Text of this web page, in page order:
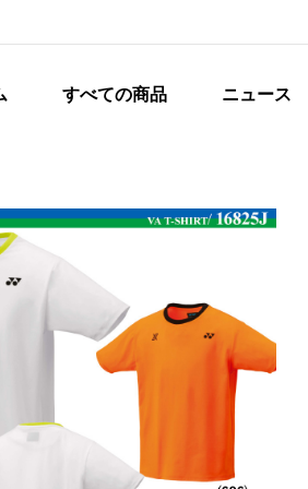
すべての商品 ニュース